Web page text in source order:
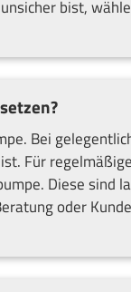
bist,
Bei
Für
Diese sind
oder